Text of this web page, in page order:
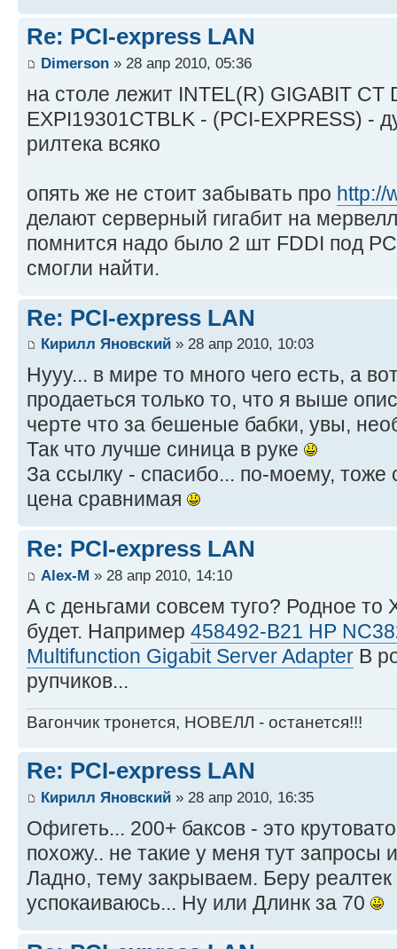
Re: PCI-express LAN
Dimerson » 28 апр 2010, 05:36
на столе лежит INTEL(R) GIGABIT CT
EXPI19301CTBLK - (PCI-EXPRESS) -
рилтека всяко
опять же не стоит забывать про http://
делают серверный гигабит на
помнится надо было 2 шт FDDI под
смогли найти.
Re: PCI-express LAN
Кирилл Яновский » 28 апр 2010, 10:03
Нууу... в мире то много чего есть, а
продаеться только то, что я выше
черте что за бешеные бабки, увы,
Так что лучше синица в руке
За ссылку - спасибо... по-моему, тоже
цена сравнимая
Re: PCI-express LAN
Alex-M » 28 апр 2010, 14:10
А с деньгами совсем туго? Родное
будет. Например 458492-B21 HP
Multifunction Gigabit Server Adapter В
рупчиков...
Вагончик тронется, НОВЕЛЛ - останется!!!
Re: PCI-express LAN
Кирилл Яновский » 28 апр 2010, 16:35
Офигеть... 200+ баксов - это
похожу.. не такие у меня тут запросы
Ладно, тему закрываем. Беру реалтек
успокаиваюсь... Ну или Длинк за 70